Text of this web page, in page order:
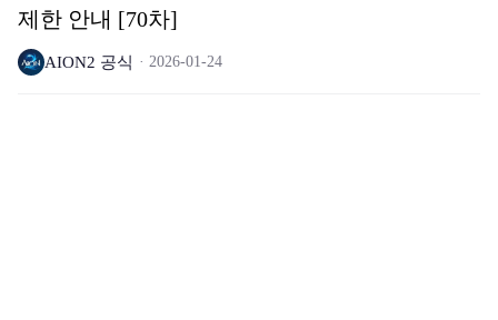
제한 안내 [70차]
AION2 공식 2026-01-24